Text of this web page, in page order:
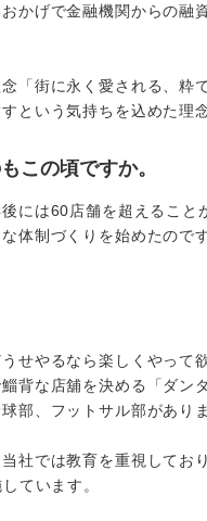
かげで金融機関からの融
街に永く愛される、粋
という気持ちを込めた理念
この頃ですか。
には60店舗を超えること
体制づくりを始めたので
やるなら楽しくやって
背な店舖を決める「ダン
部、フットサル部がありま
では教育を重視してお
ています。